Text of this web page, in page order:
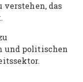
verstehen, das
und politischen